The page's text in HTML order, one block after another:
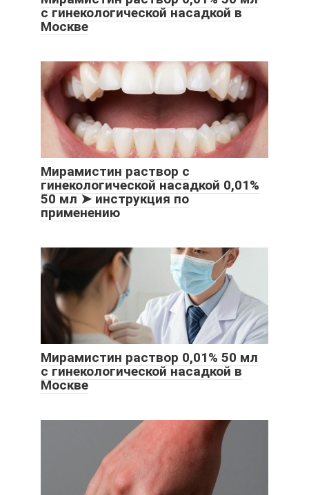
с гинекологической насадкой в
Москве
Мирамистин раствор с
гинекологической насадкой 0,01%
50 мл ➤ инструкция по
применению
Мирамистин раствор 0,01% 50 мл
с гинекологической насадкой в
Москве